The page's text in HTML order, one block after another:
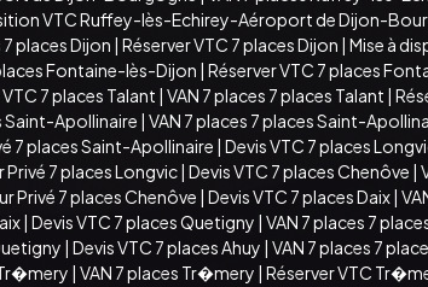
VTC Ruffey-lès-Echirey-Aéroport de Dijon-
7 places Dijon | Réserver VTC 7 places Dijon | Mise à
Fontaine-lès-Dijon | Réserver VTC 7 places
7 places Talant | VAN 7 places 7 places Talant |
Saint-Apollinaire | VAN 7 places 7 places Saint-
7 places Saint-Apollinaire | Devis VTC 7 places
7 places Longvic| Devis VTC 7 places Chenôve |
Privé 7 places Chenôve | Devis VTC 7 places Daix|
| Devis VTC 7 places Quetigny | VAN 7 places 7
| Devis VTC 7 places Ahuy | VAN 7 places 7
| VAN 7 places Tr�mery | Réserver VTC